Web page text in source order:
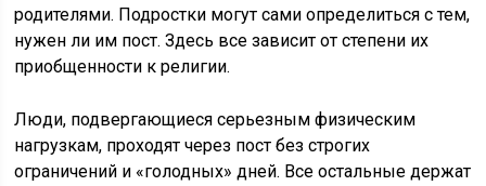
родителями. Подростки могут сами определиться с тем,
нужен ли им пост. Здесь все зависит от степени их
приобщенности к религии.
Люди, подвергающиеся серьезным физическим
нагрузкам, проходят через пост без строгих
ограничений и «голодных» дней. Все остальные держат